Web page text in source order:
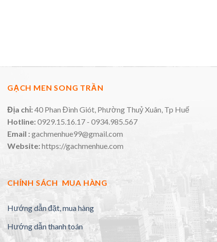
GẠCH MEN SONG TRẦN
Địa chỉ:40 Phan Đình Giót, Phường Thuỷ Xuân, Tp Huế
Hotline:0929.15.16.17 - 0934.985.567
Email :gachmenhue99@gmail.com
Website:https://gachmenhue.com
CHÍNH SÁCH MUA HÀNG
Hướng dẫn đặt, mua hàng
Hướng dẫn thanh toán